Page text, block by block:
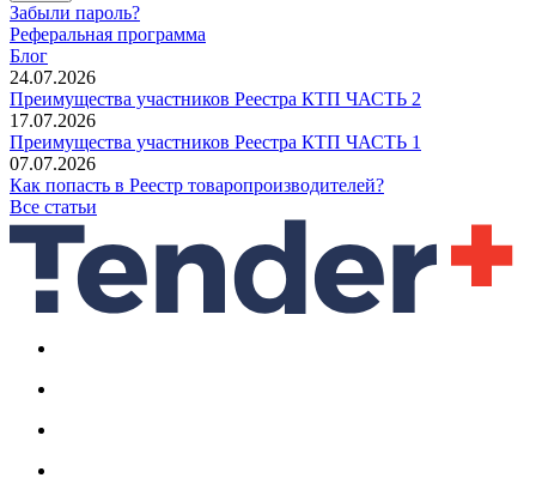
Забыли пароль?
Реферальная программа
Блог
24.07.2026
Преимущества участников Реестра КТП ЧАСТЬ 2
17.07.2026
Преимущества участников Реестра КТП ЧАСТЬ 1
07.07.2026
Как попасть в Реестр товаропроизводителей?
Все статьи